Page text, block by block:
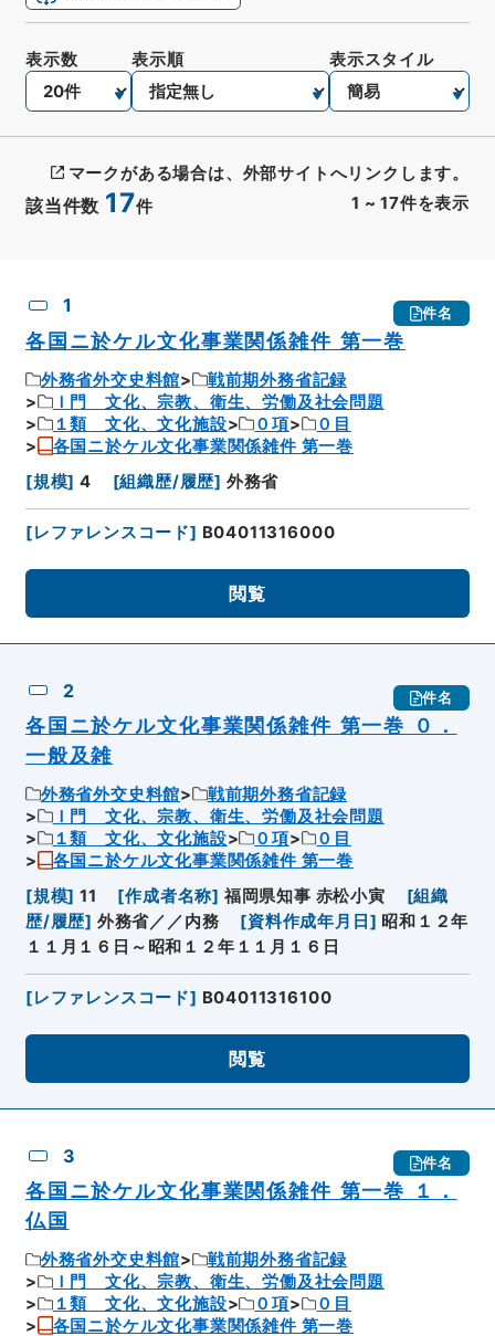
該当件数 17件 1 ~ 17件を表示
表示数 表示順 表示スタイル
マークがある場合は、外部サイトへリンクします。
1 件名
各国ニ於ケル文化事業関係雑件 第一巻
外務省外交史料館
戦前期外務省記録
Ｉ門 文化、宗教、衛生、労働及社会問題
１類 文化、文化施設
０項
０目
各国ニ於ケル文化事業関係雑件 第一巻
[規模] 4 [組織歴/履歴] 外務省
[レファレンスコード] B04011316000
閲覧
2 件名
各国ニ於ケル文化事業関係雑件 第一巻 ０．
一般及雑
外務省外交史料館
戦前期外務省記録
Ｉ門 文化、宗教、衛生、労働及社会問題
１類 文化、文化施設
０項
０目
各国ニ於ケル文化事業関係雑件 第一巻
[規模] 11 [作成者名称] 福岡県知事 赤松小寅 [組織
歴/履歴] 外務省／／内務 [資料作成年月日 ] 昭和１２年
１１月１６日～昭和１２年１１月１６日
[レファレンスコード] B04011316100
閲覧
3 件名
各国ニ於ケル文化事業関係雑件 第一巻 １．
仏国
外務省外交史料館
戦前期外務省記録
Ｉ門 文化、宗教、衛生、労働及社会問題
１類 文化、文化施設
０項
０目
各国ニ於ケル文化事業関係雑件 第一巻